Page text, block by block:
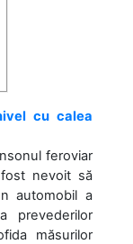
cu calea
feroviar
nevoit să
automobil a
prevederilor
măsurilor